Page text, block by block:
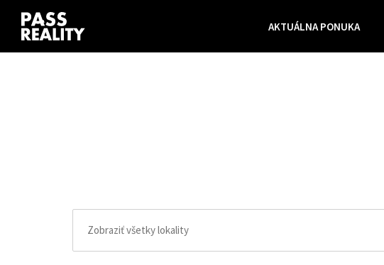
AKTUÁLNA PONUKA